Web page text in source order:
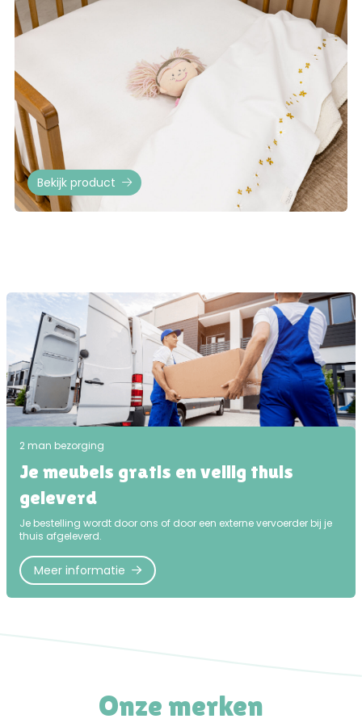
Bekijk product
2 man bezorging
Je meubels gratis en veilig thuis
geleverd
Je bestelling wordt door ons of door een externe vervoerder bij je
thuis afgeleverd.
Meer informatie
Onze merken